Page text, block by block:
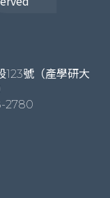
號（產學研大
2780